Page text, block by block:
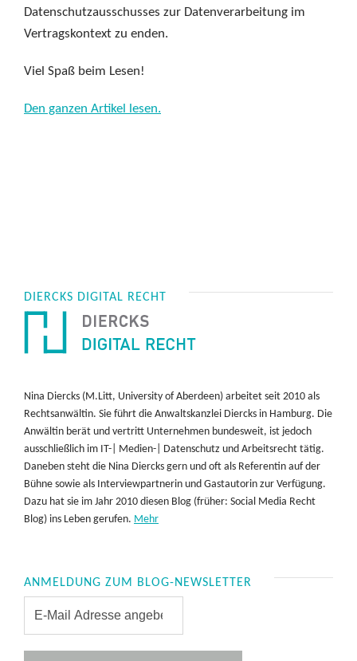
Datenschutzausschusses zur Datenverarbeitung im
Vertragskontext zu enden.
Viel Spaß beim Lesen!
Den ganzen Artikel lesen.
DIERCKS DIGITAL RECHT
Nina Diercks (M.Litt, University of Aberdeen) arbeitet seit 2010 als
Rechtsanwältin. Sie führt die Anwaltskanzlei Diercks in Hamburg. Die
Anwältin berät und vertritt Unternehmen bundesweit, ist jedoch
ausschließlich im IT-| Medien-| Datenschutz und Arbeitsrecht tätig.
Daneben steht die Nina Diercks gern und oft als Referentin auf der
Bühne sowie als Interviewpartnerin und Gastautorin zur Verfügung.
Dazu hat sie im Jahr 2010 diesen Blog (früher: Social Media Recht
Blog) ins Leben gerufen. Mehr
ANMELDUNG ZUM BLOG-NEWSLETTER